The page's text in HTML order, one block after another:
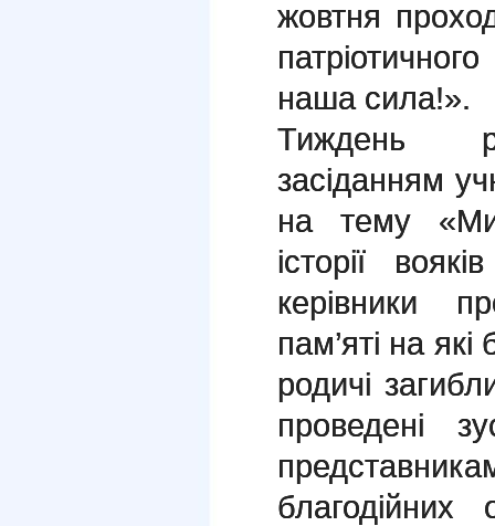
жовтня
наша сила!».
Тиждень
засіданням
на тему
історії
керівники
пам’яті на
родичі
проведені
благодійних